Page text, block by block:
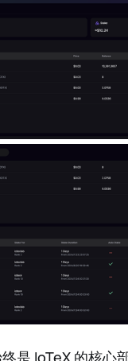
终是 IoTeX 的核心